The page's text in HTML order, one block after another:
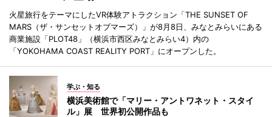
火星旅行をテーマにしたVR体験アトラクション「THE SUNSET OF
MARS（ザ・サンセットオブマーズ）」が8月8日、みなとみらいにある
商業施設「PLOT48」（横浜市西区みなとみらい4）内の
「YOKOHAMA COAST REALITY PORT」にオープンした。
学ぶ・知る
横浜美術館で「マリー・アントワネット・スタイ
ル」展 世界初公開作品も